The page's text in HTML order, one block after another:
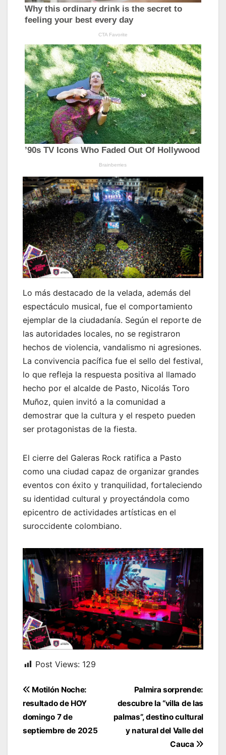
Lo más destacado de la velada, además del
espectáculo musical, fue el comportamiento
ejemplar de la ciudadanía. Según el reporte de
las autoridades locales, no se registraron
hechos de violencia, vandalismo ni agresiones.
La convivencia pacífica fue el sello del festival,
lo que refleja la respuesta positiva al llamado
hecho por el alcalde de Pasto, Nicolás Toro
Muñoz, quien invitó a la comunidad a
demostrar que la cultura y el respeto pueden
ser protagonistas de la fiesta.
El cierre del Galeras Rock ratifica a Pasto
como una ciudad capaz de organizar grandes
eventos con éxito y tranquilidad, fortaleciendo
su identidad cultural y proyectándola como
epicentro de actividades artísticas en el
suroccidente colombiano.
Post Views: 129
Navegación
de
entradas
Palmira sorprende:
descubre la “villa de las
palmas”, destino cultural
y natural del Valle del
Cauca
Motilón Noche:
resultado de HOY
domingo 7 de
septiembre de 2025